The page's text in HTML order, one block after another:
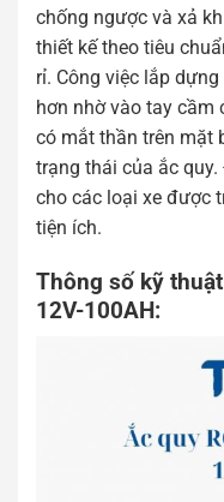
chống ngược và xả
thiết kế theo tiêu
rỉ. Công việc lắp
hơn nhờ vào tay cầm
có mắt thần trên mặt
trạng thái của ắc
cho các loại xe được
tiện ích.
Thông số kỹ
12V-100AH: